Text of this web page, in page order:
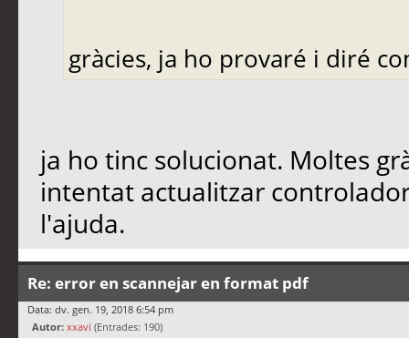
gràcies, ja ho provaré i diré
ja ho tinc solucionat. Moltes
intentat actualitzar
l'ajuda.
Re: error en scannejar en format pdf
Data: dv. gen. 19, 2018 6:54 pm
Autor: xxavi (Entrades: 190)